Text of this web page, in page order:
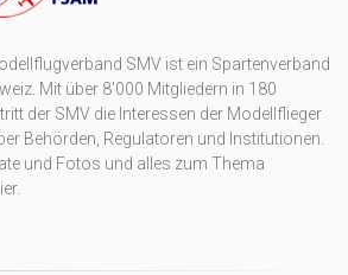
SMV ist ein Spartenverband
Mit über 8'000 Mitgliedern in 180
der SMV die Interessen der Modellflieger
Behörden, Regulatoren und Institutionen.
und Fotos und alles zum Thema